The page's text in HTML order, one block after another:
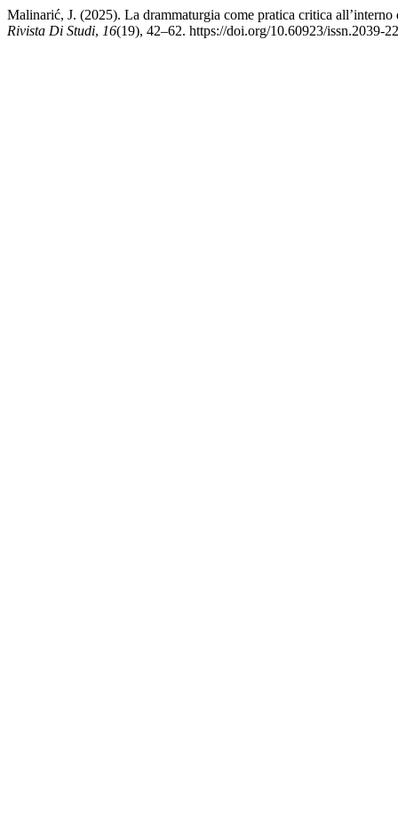
Malinarić, J. (2025). La drammaturgia come pratica critica
Rivista Di Studi, 16(19), 42–62. https://doi.org/10.60923/issn.2039-